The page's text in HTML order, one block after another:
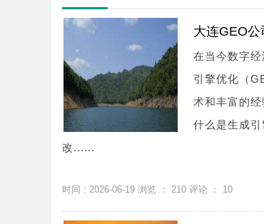
大连GEO
在当今数字
引擎优化（
术和丰富的
什么是生成
改......
时间 : 2026-06-19 浏览 ： 210 评论 ： 10